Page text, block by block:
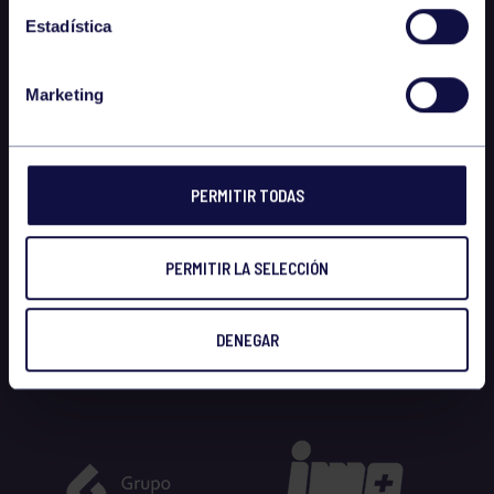
Estadística
Marketing
PERMITIR TODAS
PERMITIR LA SELECCIÓN
DENEGAR